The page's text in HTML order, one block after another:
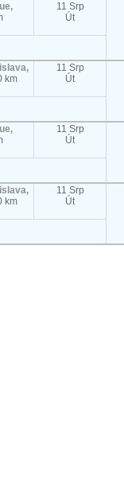
11 Srp
Út
km
11 Srp
Út
11 Srp
Út
km
11 Srp
Út